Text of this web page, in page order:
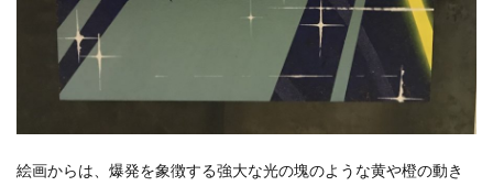
絵画からは、爆発を象徴する強大な光の塊のような黄や橙の動き